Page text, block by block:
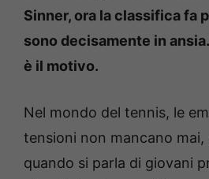
Sinner, ora la classifica fa
sono decisamente in
è il motivo.
Nel mondo del tennis, le
tensioni non mancano
quando si parla di giovani